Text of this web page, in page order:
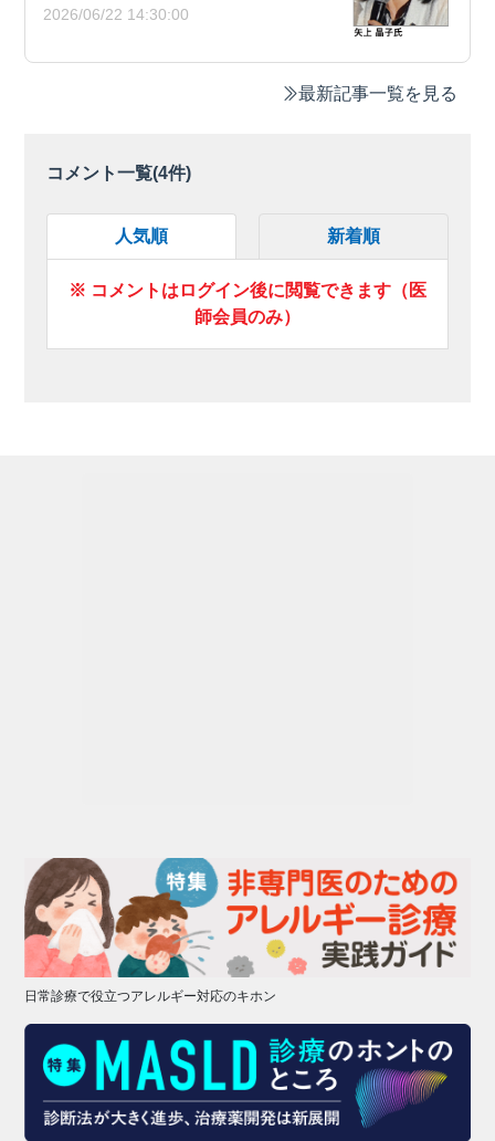
2026/06/22 14:30:00
最新記事一覧を見る
コメント一覧(4件)
人気順 新着順
※ コメントはログイン後に閲覧できます（医
師会員のみ）
日常診療で役立つアレルギー対応のキホン